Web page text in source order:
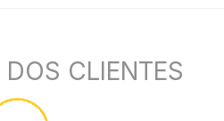
DOS CLIENTES